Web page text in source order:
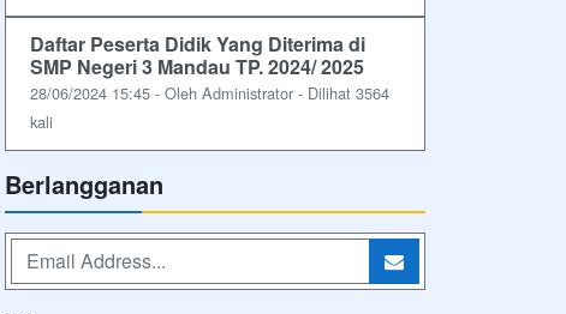
Daftar Peserta Didik Yang Diterima di
SMP Negeri 3 Mandau TP. 2024/ 2025
28/06/2024 15:45 - Oleh Administrator - Dilihat 3564
kali
Berlangganan